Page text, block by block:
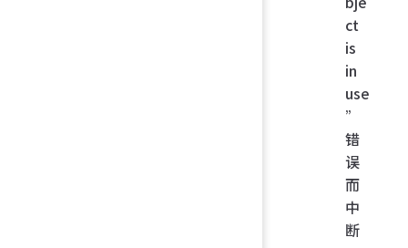
ct
is
in
use
”
错
误
而
中
断